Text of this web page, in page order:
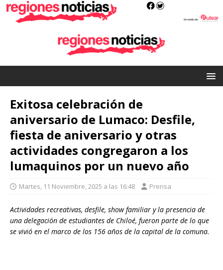
Exitosa celebración de
aniversario de Lumaco: Desfile,
fiesta de aniversario y otras
actividades congregaron a los
lumaquinos por un nuevo año
Martes, 11 Noviembre, 2025 a las 16:48 Prensa
Actividades recreativas, desfile, show familiar y la presencia de
una delegación de estudiantes de Chiloé, fueron parte de lo que
se vivió en el marco de los 156 años de la capital de la comuna.